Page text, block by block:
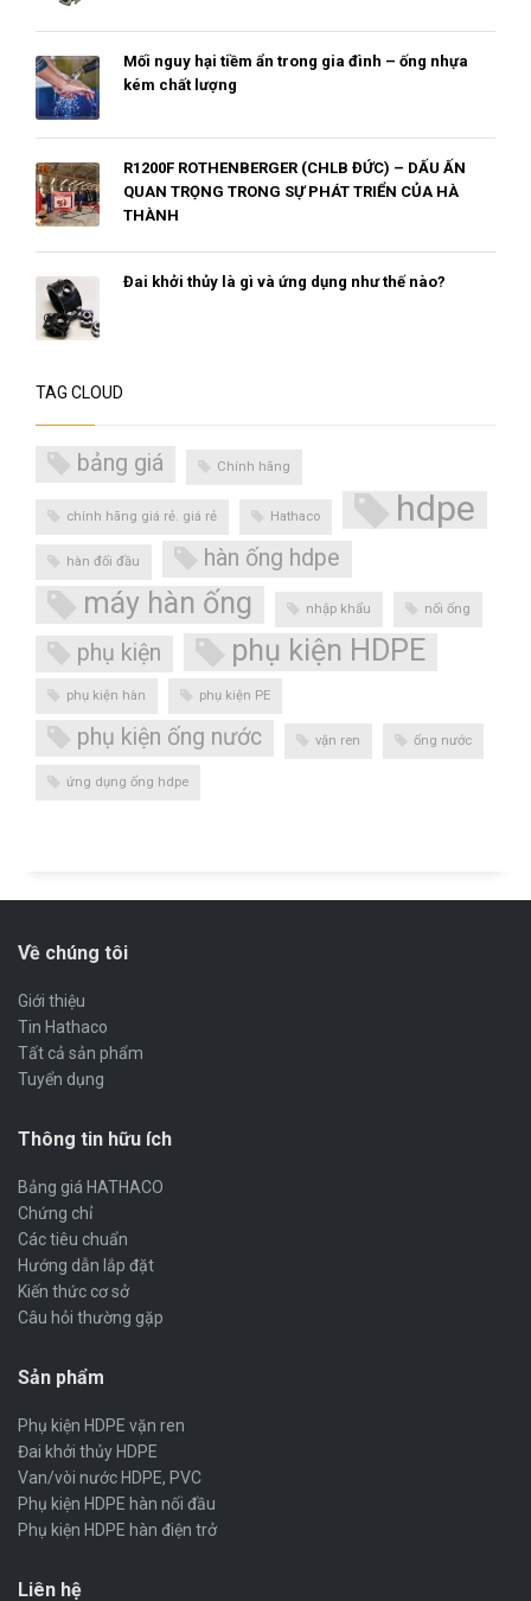
Mối nguy hại tiềm ẩn trong gia đình – ống nhựa
kém chất lượng
R1200F ROTHENBERGER (CHLB ĐỨC) – DẤU ẤN
QUAN TRỌNG TRONG SỰ PHÁT TRIỂN CỦA HÀ
THÀNH
Đai khởi thủy là gì và ứng dụng như thế nào?
TAG CLOUD
bảng giá Chính hãng
chính hãng giá rẻ. giá rẻ Hathaco hdpe
hàn đối đầu hàn ống hdpe
máy hàn ống nhập khẩu nối ống
phụ kiện phụ kiện HDPE
phụ kiện hàn phụ kiện PE
phụ kiện ống nước vặn ren ống nước
ứng dụng ống hdpe
Về chúng tôi
Giới thiệu
Tin Hathaco
Tất cả sản phẩm
Tuyển dụng
Thông tin hữu ích
Bảng giá HATHACO
Chứng chỉ
Các tiêu chuẩn
Hướng dẫn lắp đặt
Kiến thức cơ sở
Câu hỏi thường gặp
Sản phẩm
Phụ kiện HDPE vặn ren
Đai khởi thủy HDPE
Van/vòi nước HDPE, PVC
Phụ kiện HDPE hàn nối đầu
Phụ kiện HDPE hàn điện trở
Liên hệ